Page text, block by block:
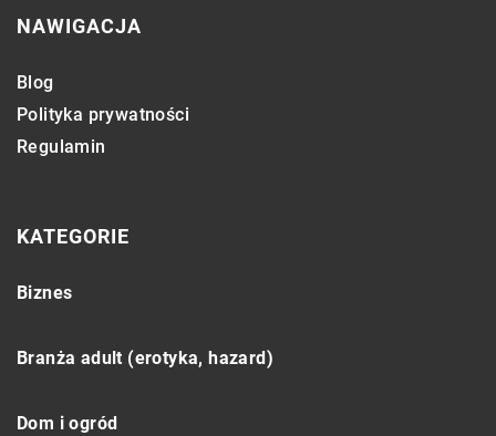
NAWIGACJA
Blog
Polityka prywatności
Regulamin
KATEGORIE
Biznes
Branża adult (erotyka, hazard)
Dom i ogród